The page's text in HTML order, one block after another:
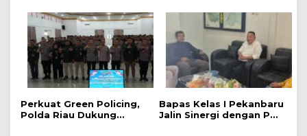
Pekanbaru
Kecamatan Menghadapi
Perkuat Green Policing,
Polda Riau Dukung
Bapas Kelas I Pekanbaru
Jalin Sinergi dengan PW